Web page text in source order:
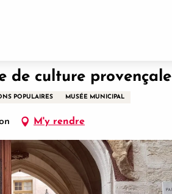
de culture provençale
POPULAIRES MUSÉE MUNICIPAL
M'y rendre